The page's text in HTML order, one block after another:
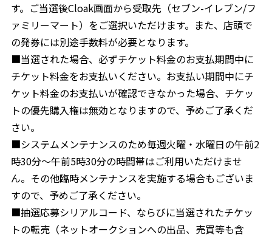
す。ご当選後Cloak画面から受取先（セブン-イレブン/フ
ァミリーマート）をご選択いただけます。また、店頭で
の発券には別途手数料が必要となります。
■当選された場合、必ずチケット料金のお支払期間中に
チケット料金をお支払いください。お支払い期間中にチ
ケット料金のお支払いが確認できなかった場合、チケッ
トの優先購入権は無効となりますので、予めご了承くだ
さい。
■システムメンテナンスのため毎週火曜・水曜日の午前2
時30分～午前5時30分の時間帯はご利用いただけませ
ん。その他臨時メンテナンスを実施する場合もございま
すので、予めご了承ください。
■抽選応募シリアルコード、ならびに当選されたチケッ
トの転売（ネットオークションへの出品、売買等も含